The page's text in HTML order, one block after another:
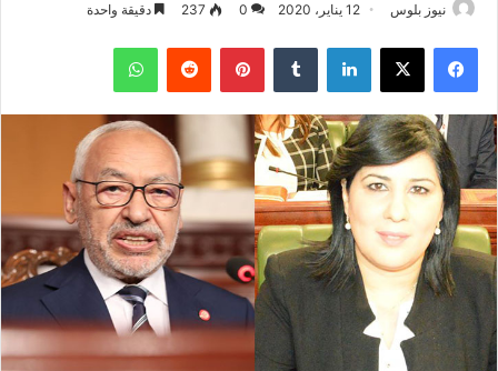
نيوز بلوس 12 يناير، 2020 0
237 دقيقة واحدة
فيسبوك X لينكدإن بينتيريست واتساب